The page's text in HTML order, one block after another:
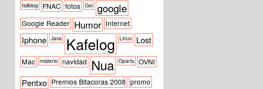
failblog FNAC fotos Gol google
Google Reader Humor Internet
Iphone Java Kafelog Linux Lost
Mac misterio navidad Nua Oparts OVNI
Pentxo Premios Bitacoras 2008 promo